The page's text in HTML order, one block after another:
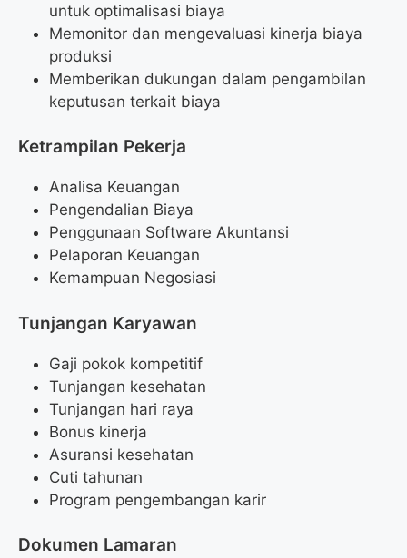
untuk optimalisasi biaya
Memonitor dan mengevaluasi kinerja biaya
produksi
Memberikan dukungan dalam pengambilan
keputusan terkait biaya
Ketrampilan Pekerja
Analisa Keuangan
Pengendalian Biaya
Penggunaan Software Akuntansi
Pelaporan Keuangan
Kemampuan Negosiasi
Tunjangan Karyawan
Gaji pokok kompetitif
Tunjangan kesehatan
Tunjangan hari raya
Bonus kinerja
Asuransi kesehatan
Cuti tahunan
Program pengembangan karir
Dokumen Lamaran